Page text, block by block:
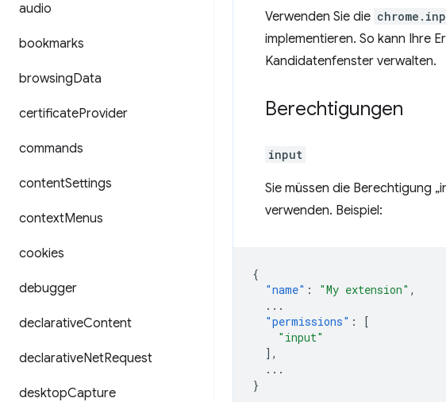
audio
bookmarks
browsingData
certificateProvider
commands
contentSettings
contextMenus
cookies
debugger
declarativeContent
declarativeNetRequest
desktopCapture
Verwenden Sie die
implementieren. So kann Ihre
Kandidatenfenster verwalten.
Berechtigungen
input
Sie müssen die Berechtigung
verwenden. Beispiel:
{
"name" : "My extension" ,
...
"permissions" :
[
"input"
],
...
}